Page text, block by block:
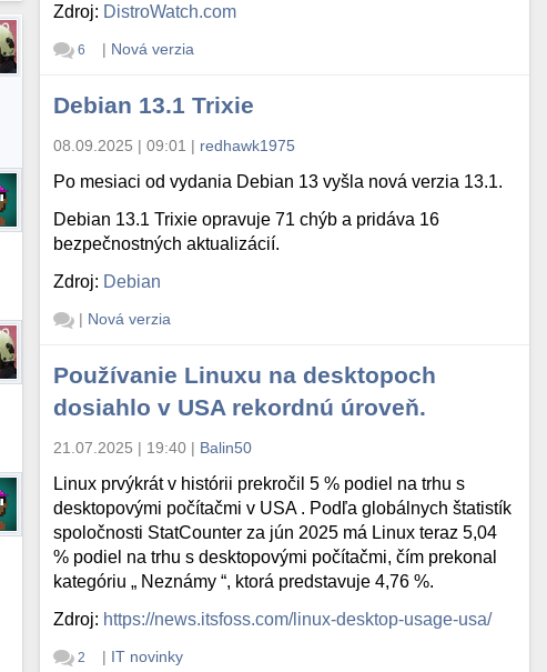
Zdroj: DistroWatch.com
6 | Nová verzia
Debian 13.1 Trixie
08.09.2025 | 09:01 | redhawk1975
Po mesiaci od vydania Debian 13 vyšla nová verzia 13.1.
Debian 13.1 Trixie opravuje 71 chýb a pridáva 16
bezpečnostných aktualizácií.
Zdroj: Debian
| Nová verzia
Používanie Linuxu na desktopoch
dosiahlo v USA rekordnú úroveň.
21.07.2025 | 19:40 | Balin50
Linux prvýkrát v histórii prekročil 5 % podiel na trhu s
desktopovými počítačmi v USA . Podľa globálnych štatistík
spoločnosti StatCounter za jún 2025 má Linux teraz 5,04
% podiel na trhu s desktopovými počítačmi, čím prekonal
kategóriu „ Neznámy “, ktorá predstavuje 4,76 %.
Zdroj: https://news.itsfoss.com/linux-desktop-usage-usa/
2 | IT novinky